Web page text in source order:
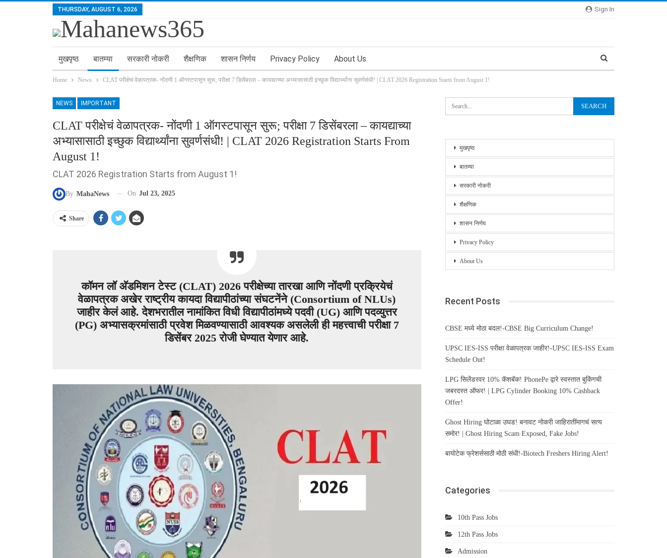
Sign In
THURSDAY, AUGUST 6, 2026
मुखपृष्ठ बातम्या सरकारी नोकरी शैक्षणिक शासन निर्णय Privacy Policy About Us
Home News CLAT परीक्षेचं वेळापत्रक- नोंदणी 1 ऑगस्टपासून सुरू; परीक्षा 7 डिसेंबरला – कायद्याच्या अभ्यासासाठी इच्छुक विद्यार्थ्यांना सुवर्णसंधी! | CLAT 2026 Registration Starts from August 1!
NEWS IMPORTANT
CLAT परीक्षेचं वेळापत्रक- नोंदणी 1 ऑगस्टपासून सुरू; परीक्षा 7 डिसेंबरला – कायद्याच्या
अभ्यासासाठी इच्छुक विद्यार्थ्यांना सुवर्णसंधी! | CLAT 2026 Registration Starts From
August 1!
CLAT 2026 Registration Starts from August 1!
By MahaNews On Jul 23, 2025
Share
कॉमन लॉ अ‍ॅडमिशन टेस्ट (CLAT) 2026 परीक्षेच्या तारखा आणि नोंदणी प्रक्रियेचं
वेळापत्रक अखेर राष्ट्रीय कायदा विद्यापीठांच्या संघटनेंने (Consortium of NLUs)
जाहीर केलं आहे. देशभरातील नामांकित विधी विद्यापीठांमध्ये पदवी (UG) आणि पदव्युत्तर
(PG) अभ्यासक्रमांसाठी प्रवेश मिळवण्यासाठी आवश्यक असलेली ही महत्त्वाची परीक्षा 7
डिसेंबर 2025 रोजी घेण्यात येणार आहे.
मुखपृष्ठ
बातम्या
सरकारी नोकरी
शैक्षणिक
शासन निर्णय
Privacy Policy
About Us
Recent Posts
CBSE मध्ये मोठा बदल!-CBSE Big Curriculum Change!
UPSC IES-ISS परीक्षा वेळापत्रक जाहीर!-UPSC IES-ISS Exam
Schedule Out!
LPG सिलेंडरवर 10% कॅशबॅक! PhonePe द्वारे स्वस्तात बुकिंगची
जबरदस्त ऑफर! | LPG Cylinder Booking 10% Cashback
Offer!
Ghost Hiring घोटाळा उघड! बनावट नोकरी जाहिरातींमागचं सत्य
समोर! | Ghost Hiring Scam Exposed, Fake Jobs!
बायोटेक फ्रेशर्ससाठी मोठी संधी!-Biotech Freshers Hiring Alert!
Categories
10th Pass Jobs
12th Pass Jobs
Admission